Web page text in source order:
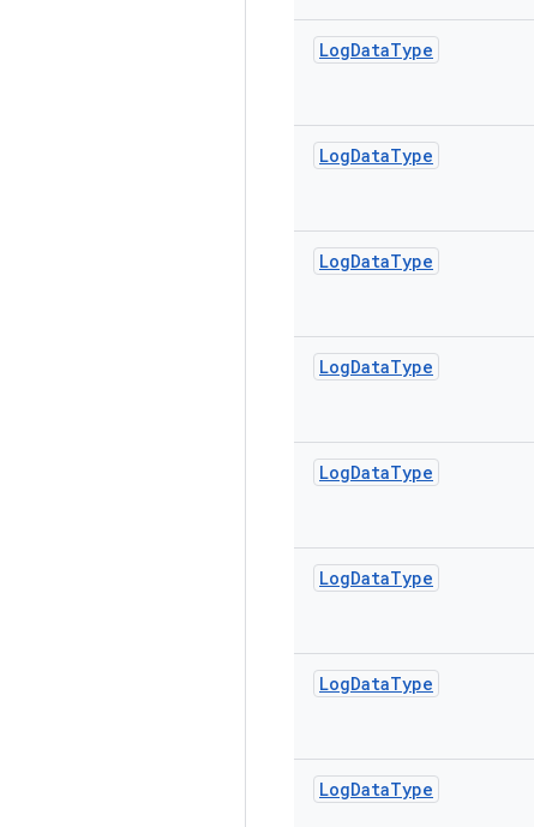
LogDataType
LogDataType
LogDataType
LogDataType
LogDataType
LogDataType
LogDataType
LogDataType